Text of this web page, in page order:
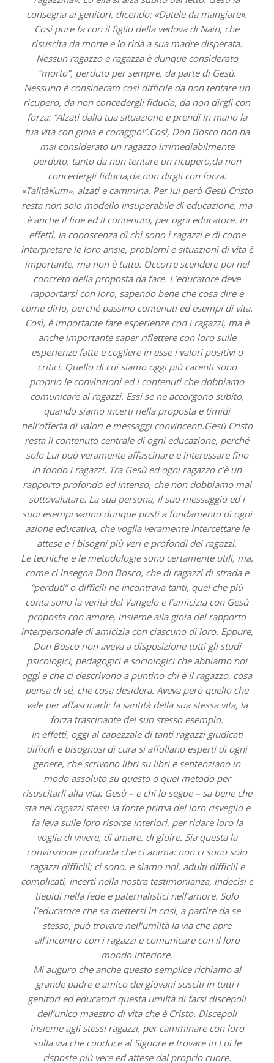
consegna ai genitori, dicendo: «Datele da mangiare».
Così pure fa con il figlio della vedova di Nain, che
risuscita da morte e lo ridà a sua madre disperata.
Nessun ragazzo e ragazza è dunque considerato
“morto”, perduto per sempre, da parte di Gesù.
Nessuno è considerato così difficile da non tentare un
ricupero, da non concedergli fiducia, da non dirgli con
forza: “Alzati dalla tua situazione e prendi in mano la
tua vita con gioia e coraggio!”.Così, Don Bosco non ha
mai considerato un ragazzo irrimediabilmente
perduto, tanto da non tentare un ricupero,da non
concedergli fiducia,da non dirgli con forza:
«TalitàKum», alzati e cammina. Per lui però Gesù Cristo
resta non solo modello insuperabile di educazione, ma
è anche il fine ed il contenuto, per ogni educatore. In
effetti, la conoscenza di chi sono i ragazzi e di come
interpretare le loro ansie, problemi e situazioni di vita è
importante, ma non è tutto. Occorre scendere poi nel
concreto della proposta da fare. L’educatore deve
rapportarsi con loro, sapendo bene che cosa dire e
come dirlo, perché passino contenuti ed esempi di vita.
Così, è importante fare esperienze con i ragazzi, ma è
anche importante saper riflettere con loro sulle
esperienze fatte e cogliere in esse i valori positivi o
critici. Quello di cui siamo oggi più carenti sono
proprio le convinzioni ed i contenuti che dobbiamo
comunicare ai ragazzi. Essi se ne accorgono subito,
quando siamo incerti nella proposta e timidi
nell’offerta di valori e messaggi convincenti.Gesù Cristo
resta il contenuto centrale di ogni educazione, perché
solo Lui può veramente affascinare e interessare fino
in fondo i ragazzi. Tra Gesù ed ogni ragazzo c’è un
rapporto profondo ed intenso, che non dobbiamo mai
sottovalutare. La sua persona, il suo messaggio ed i
suoi esempi vanno dunque posti a fondamento di ogni
azione educativa, che voglia veramente intercettare le
attese e i bisogni più veri e profondi dei ragazzi.
Le tecniche e le metodologie sono certamente utili, ma,
come ci insegna Don Bosco, che di ragazzi di strada e
“perduti” o difficili ne incontrava tanti, quel che più
conta sono la verità del Vangelo e l’amicizia con Gesù
proposta con amore, insieme alla gioia del rapporto
interpersonale di amicizia con ciascuno di loro. Eppure,
Don Bosco non aveva a disposizione tutti gli studi
psicologici, pedagogici e sociologici che abbiamo noi
oggi e che ci descrivono a puntino chi è il ragazzo, cosa
pensa di sé, che cosa desidera. Aveva però quello che
vale per affascinarli: la santità della sua stessa vita, la
forza trascinante del suo stesso esempio.
In effetti, oggi al capezzale di tanti ragazzi giudicati
difficili e bisognosi di cura si affollano esperti di ogni
genere, che scrivono libri su libri e sentenziano in
modo assoluto su questo o quel metodo per
risuscitarli alla vita. Gesù – e chi lo segue – sa bene che
sta nei ragazzi stessi la fonte prima del loro risveglio e
fa leva sulle loro risorse interiori, per ridare loro la
voglia di vivere, di amare, di gioire. Sia questa la
convinzione profonda che ci anima: non ci sono solo
ragazzi difficili; ci sono, e siamo noi, adulti difficili e
complicati, incerti nella nostra testimonianza, indecisi e
tiepidi nella fede e paternalistici nell’amore. Solo
l’educatore che sa mettersi in crisi, a partire da se
stesso, può trovare nell’umiltà la via che apre
all’incontro con i ragazzi e comunicare con il loro
mondo interiore.
Mi auguro che anche questo semplice richiamo al
grande padre e amico dei giovani susciti in tutti i
genitori ed educatori questa umiltà di farsi discepoli
dell’unico maestro di vita che è Cristo. Discepoli
insieme agli stessi ragazzi, per camminare con loro
sulla via che conduce al Signore e trovare in Lui le
risposte più vere ed attese dal proprio cuore.